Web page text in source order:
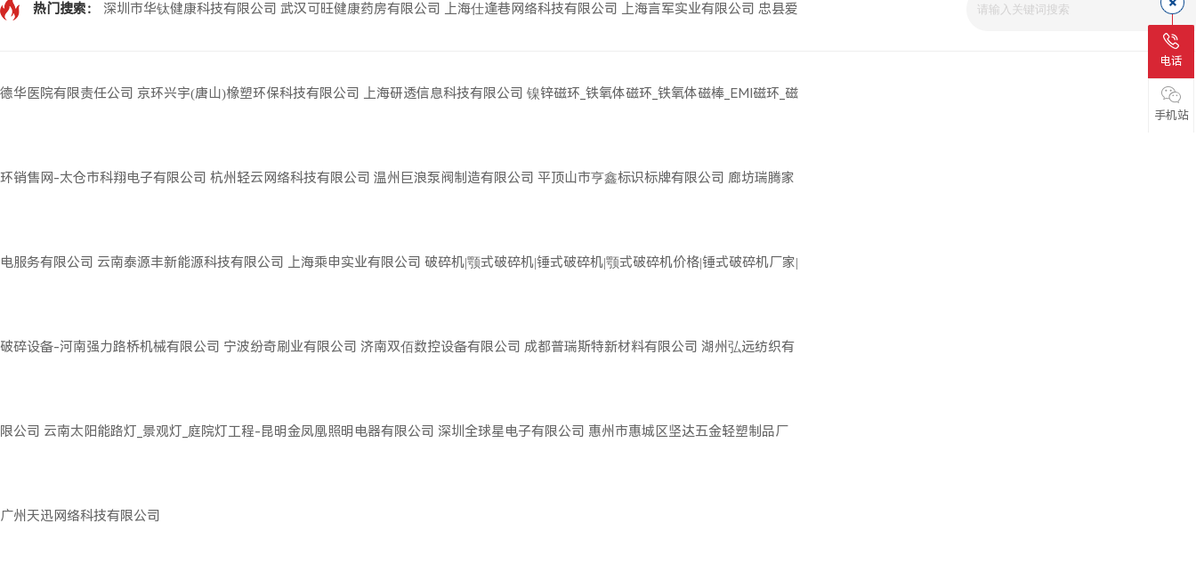
热门搜索： 深圳市华钛健康科技有限公司 武汉可旺健康药房有限公司 上海仕逢巷网络科技有限公司 上海言军实业有限公司 忠县爱
德华医院有限责任公司 京环兴宇(唐山)橡塑环保科技有限公司 上海研透信息科技有限公司 镍锌磁环_铁氧体磁环_铁氧体磁棒_EMI磁环_磁
环销售网-太仓市科翔电子有限公司 杭州轻云网络科技有限公司 温州巨浪泵阀制造有限公司 平顶山市亨鑫标识标牌有限公司 廊坊瑞腾家
电服务有限公司 云南泰源丰新能源科技有限公司 上海乘申实业有限公司 破碎机|颚式破碎机|锤式破碎机|颚式破碎机价格|锤式破碎机厂家|
破碎设备-河南强力路桥机械有限公司 宁波纷奇刷业有限公司 济南双佰数控设备有限公司 成都普瑞斯特新材料有限公司 湖州弘远纺织有
限公司 云南太阳能路灯_景观灯_庭院灯工程-昆明金凤凰照明电器有限公司 深圳全球星电子有限公司 惠州市惠城区坚达五金轻塑制品厂
广州天迅网络科技有限公司
电话
手机站